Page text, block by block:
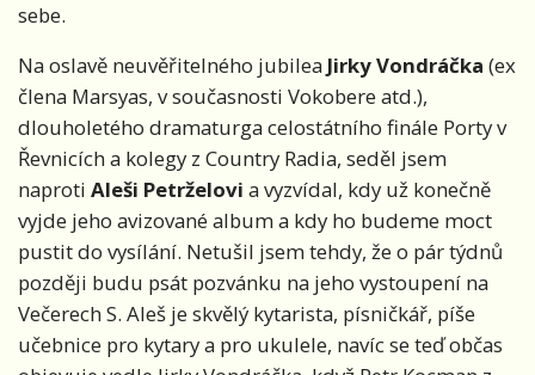
sebe.
Na oslavě neuvěřitelného jubilea Jirky Vondráčka (ex
člena Marsyas, v současnosti Vokobere atd.),
dlouholetého dramaturga celostátního finále Porty v
Řevnicích a kolegy z Country Radia, seděl jsem
naproti Aleši Petrželovi a vyzvídal, kdy už konečně
vyjde jeho avizované album a kdy ho budeme moct
pustit do vysílání. Netušil jsem tehdy, že o pár týdnů
později budu psát pozvánku na jeho vystoupení na
Večerech S. Aleš je skvělý kytarista, písničkář, píše
učebnice pro kytary a pro ukulele, navíc se teď občas